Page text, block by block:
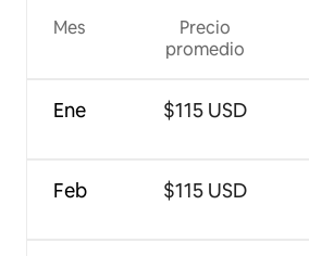
Mes
Ene
Feb
Precio
promedio
$115 USD
$115 USD